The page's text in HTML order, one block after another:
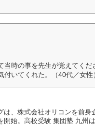
当時の事を先生が覚えてく
付いてくれた。（40代／女性
は、株式会社オリコンを前
開始。高校受験 集団塾 九州